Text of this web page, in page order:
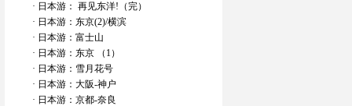
· 日本游： 再见东洋!（完）
· 日本游：东京(2)/横滨
· 日本游：富士山
· 日本游：东京 （1）
· 日本游：雪月花号
· 日本游：大阪-神户
· 日本游：京都-奈良